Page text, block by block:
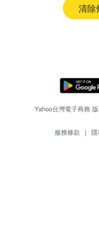
清除
Yahoo台灣電子商務
服務條款 | 隱